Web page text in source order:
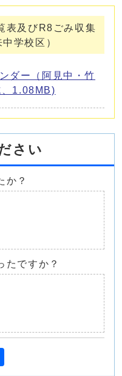
表及びR8ごみ収集
学校区）
ダー（阿見中・竹
1.08MB)
さい
か？
たですか？